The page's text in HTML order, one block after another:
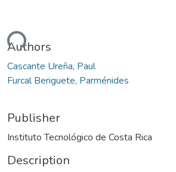
Authors
Cascante Ureña, Paul
Furcal Beriguete, Parménides
Publisher
Instituto Tecnológico de Costa Rica
Description